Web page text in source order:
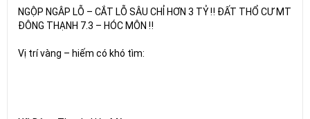
NGỘP NGÂP LỖ – CẮT LỖ SÂU CHỈ HƠN 3 TỶ ‼️ ĐẤT THỔ CƯ MT
ĐÔNG THẠNH 7.3 – HÓC MÔN ‼️
Vị trí vàng – hiếm có khó tìm: